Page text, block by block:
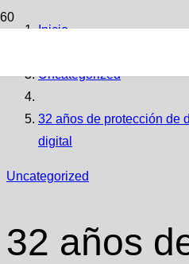
Inicio
Uncategorized
32 años de protección de
digital
Uncategorized
32 años